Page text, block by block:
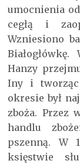
umocnienia
cegłą i
Wzniesiono
Hanzy
Iny i tworząc
okresie był
zboża. Przez
handlu
pszenną. W
księstwie